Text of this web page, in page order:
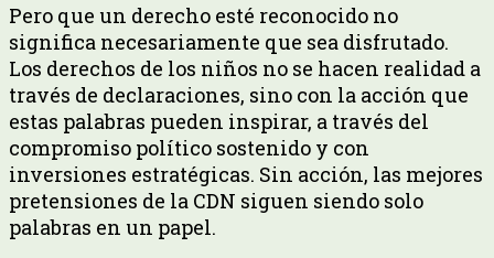
Pero que un derecho esté reconocido no
significa necesariamente que sea disfrutado.
Los derechos de los niños no se hacen realidad a
través de declaraciones, sino con la acción que
estas palabras pueden inspirar, a través del
compromiso político sostenido y con
inversiones estratégicas. Sin acción, las mejores
pretensiones de la CDN siguen siendo solo
palabras en un papel.